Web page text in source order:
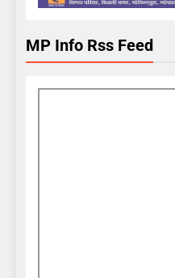
MP Info Rss Feed